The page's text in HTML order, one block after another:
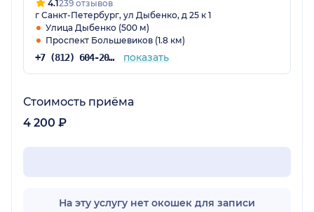
4.1239 отзывов
г Санкт-Петербург, ул Дыбенко, д 25 к 1
Улица Дыбенко (500 м)
Проспект Большевиков (1.8 км)
+7 (812) 604-20-38 показать
Стоимость приёма
4 200 ₽
На эту услугу нет окошек для записи